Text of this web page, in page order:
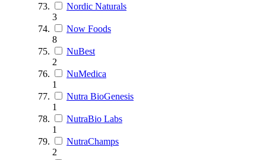
Nordic Naturals
3
Now Foods
8
NuBest
2
NuMedica
1
Nutra BioGenesis
1
NutraBio Labs
1
NutraChamps
2